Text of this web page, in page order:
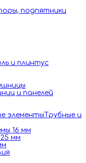
подпятники
и плинтус
и панелей
Трубные и
16 мм
мм